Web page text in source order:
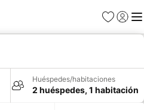
Favoritos
Iniciar
Huéspedes/habitaciones
2 huéspedes, 1 habitación